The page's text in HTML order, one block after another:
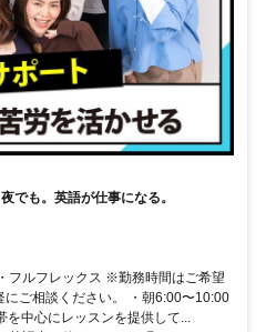
でも。英語が仕事になる。
フルフレックス ※勤務時間はご希望
ご相談ください。 ・朝6:00〜10:00
中心にレッスンを提供して...